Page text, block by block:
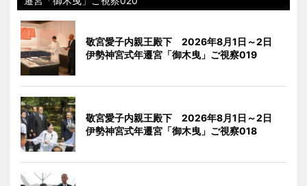
敬宮愛子内親王殿下 2026年8月1日～2日
伊勢神宮式年遷宮「御木曳」ご視察019
敬宮愛子内親王殿下 2026年8月1日～2日
伊勢神宮式年遷宮「御木曳」ご視察018